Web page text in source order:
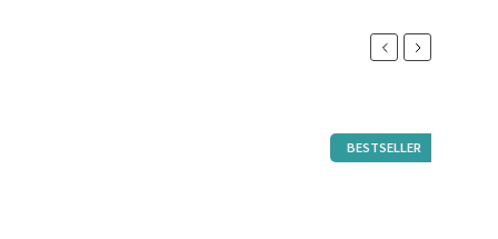
Previous
BESTSELLER
Next